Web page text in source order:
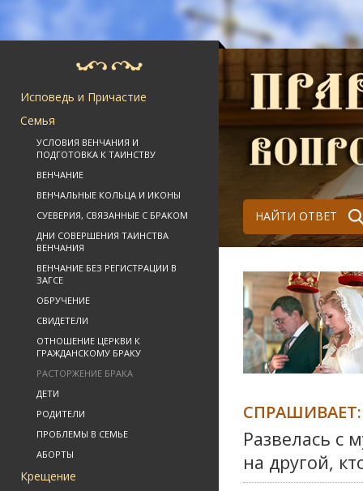
Исповедь и Причастие
Семья
УСЛОВИЯ ВЕНЧАНИЯ И
ПОДГОТОВКА К ТАИНСТВУ
ВЕНЧАНИЕ
ВЕНЧАЛЬНЫЕ КОЛЬЦА И ИКОНЫ
СУЕВЕРИЯ, СВЯЗАННЫЕ С БРАКОМ
ДНИ СОВЕРШЕНИЯ ТАИНСТВА
ВЕНЧАНИЯ
ВЕНЧАНИЕ БЕЗ РЕГИСТРАЦИИ В
ЗАГСЕ
ОБРУЧЕНИЕ
СВИДЕТЕЛИ
ОТНОШЕНИЕ ЦЕРКВИ К
ГРАЖДАНСКОМУ БРАКУ
РАСТОРЖЕНИЕ БРАКА
ДЕТИ
РОДИТЕЛИ
ПРОБЛЕМЫ В СЕМЬЕ
АБОРТЫ
Крещение
НАЙТИ ОТВЕТ
СПРАШИВАЕТ:
Развелась с
на другой,